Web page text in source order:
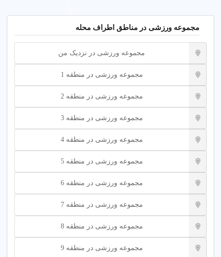
مشاوره رایگان انتخاب
برنامه ورزشی
شرکت در کلاس های
گروهی آزمایشی
راهنمای جامع انتخاب مجموعه ورزشی
در تهران
برای انتخاب مجموعه ورزشی در تهران از کجا شروع کنیم
مجموعه ورزشی در مناطق اطراف محله
مجموعه ورزشی در نزدیک من
مجموعه ورزشی در منطقه 1
مجموعه ورزشی در منطقه 2
مجموعه ورزشی در منطقه 3
مجموعه ورزشی در منطقه 4
مجموعه ورزشی در منطقه 5
مجموعه ورزشی در منطقه 6
مجموعه ورزشی در منطقه 7
مجموعه ورزشی در منطقه 8
مجموعه ورزشی در منطقه 9